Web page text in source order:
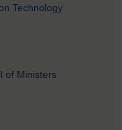
Technology
of Ministers